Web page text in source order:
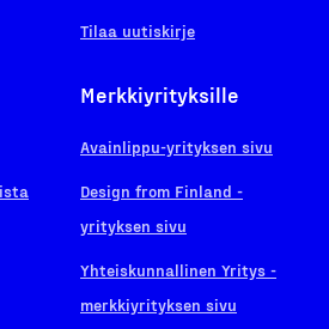
Tilaa uutiskirje
Merkkiyrityksille
Avainlippu-yrityksen sivu
Design from Finland -
yrityksen sivu
Yhteiskunnallinen Yritys -
merkkiyrityksen sivu